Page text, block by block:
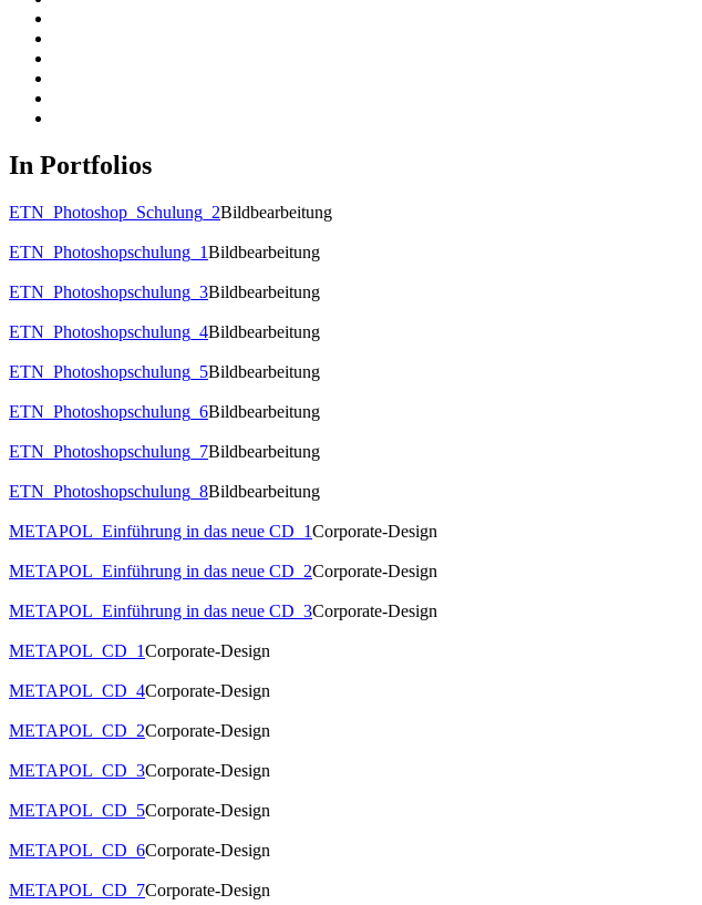
In Portfolios
ETN_Photoshop_Schulung_2Bildbearbeitung
ETN_Photoshopschulung_1Bildbearbeitung
ETN_Photoshopschulung_3Bildbearbeitung
ETN_Photoshopschulung_4Bildbearbeitung
ETN_Photoshopschulung_5Bildbearbeitung
ETN_Photoshopschulung_6Bildbearbeitung
ETN_Photoshopschulung_7Bildbearbeitung
ETN_Photoshopschulung_8Bildbearbeitung
METAPOL_Einführung in das neue CD_1Corporate-Design
METAPOL_Einführung in das neue CD_2Corporate-Design
METAPOL_Einführung in das neue CD_3Corporate-Design
METAPOL_CD_1Corporate-Design
METAPOL_CD_4Corporate-Design
METAPOL_CD_2Corporate-Design
METAPOL_CD_3Corporate-Design
METAPOL_CD_5Corporate-Design
METAPOL_CD_6Corporate-Design
METAPOL_CD_7Corporate-Design